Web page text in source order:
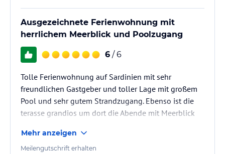
Ausgezeichnete Ferienwohnung mit
herrlichem Meerblick und Poolzugang
6 / 6
Tolle Ferienwohnung auf Sardinien mit sehr
freundlichen Gastgeber und toller Lage mit großem
Pool und sehr gutem Strandzugang. Ebenso ist die
terasse grandios um dort die Abende mit Meerblick
Mehr anzeigen
Meilengutschrift erhalten